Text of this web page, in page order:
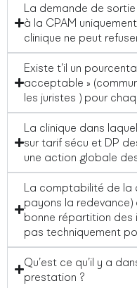
La demande de
à la CPAM
clinique ne peut
Existe t’il un
acceptable »
les juristes ) pour
La clinique dans
sur tarif sécu et DP
une action globale
La comptabilité de la
payons la redevance)
bonne répartition des
pas techniquement
Qu’est ce qu’il y a
prestation ?